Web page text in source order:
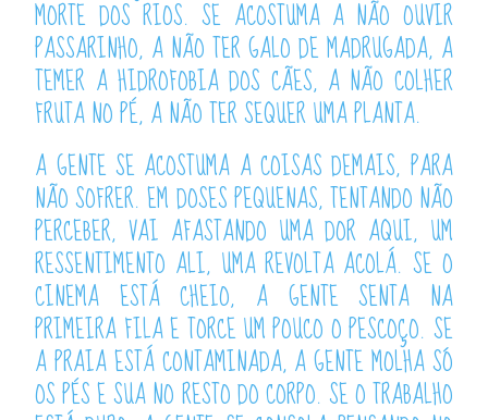
MORTE DOS RIOS. SE ACOSTUMA A NÃO OUVIR
PASSARINHO, A NÃO TER GALO DE MADRUGADA, A
TEMER A HIDROFOBIA DOS CÃES, A NÃO COLHER
FRUTA NO PÉ, A NÃO TER SEQUER UMA PLANTA.
A GENTE SE ACOSTUMA A COISAS DEMAIS, PARA
NÃO SOFRER. EM DOSES PEQUENAS, TENTANDO NÃO
PERCEBER, VAI AFASTANDO UMA DOR AQUI, UM
RESSENTIMENTO ALI, UMA REVOLTA ACOLÁ. SE O
CINEMA ESTÁ CHEIO, A GENTE SENTA NA
PRIMEIRA FILA E TORCE UM POUCO O PESCOÇO. SE
A PRAIA ESTÁ CONTAMINADA, A GENTE MOLHA SÓ
OS PÉS E SUA NO RESTO DO CORPO. SE O TRABALHO